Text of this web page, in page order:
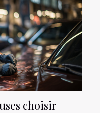
choisir